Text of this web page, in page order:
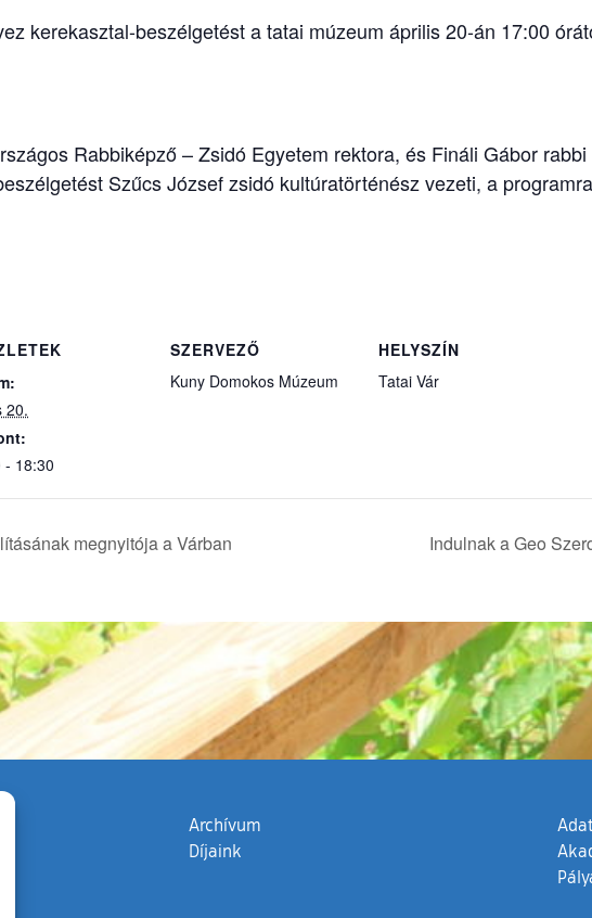
kerekasztal-beszélgetést a tatai múzeum április 20-án 17:00
Rabbiképző – Zsidó Egyetem rektora, és Fináli Gábor rabbi
Szűcs József zsidó kultúratörténész vezeti, a
20.
- 18:30
SZERVEZŐ
Kuny Domokos Múzeum
HELYSZÍN
Tatai Vár
megnyitója a Várban Indulnak a Geo
Archívum
Díjaink